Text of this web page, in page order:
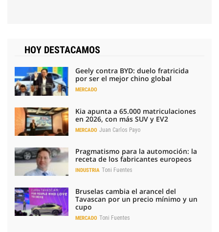
HOY DESTACAMOS
Geely contra BYD: duelo fratricida
por ser el mejor chino global
MERCADO
Kia apunta a 65.000 matriculaciones
en 2026, con más SUV y EV2
MERCADO Juan Carlos Payo
Pragmatismo para la automoción: la
receta de los fabricantes europeos
INDUSTRIA Toni Fuentes
Bruselas cambia el arancel del
Tavascan por un precio mínimo y un
cupo
MERCADO Toni Fuentes